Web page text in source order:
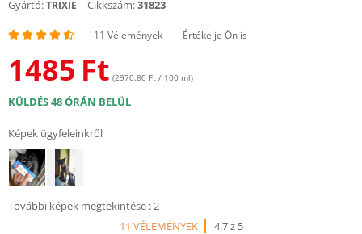
Gyártó:TRIXIE Cikkszám:31823
11 Vélemények Értékelje Ön is
1485 Ft (2970.80 Ft / 100 ml)
KÜLDÉS 48 ÓRÁN BELÜL
Képek ügyfeleinkről
További képek megtekintése : 2
11 VÉLEMÉNYEK
4.7 z 5